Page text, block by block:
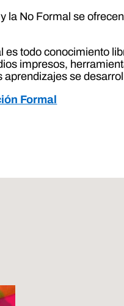
la No Formal se
es todo conocimiento
impresos,
se
Formal